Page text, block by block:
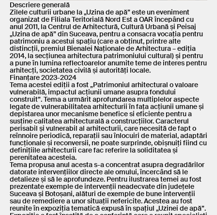
Descriere generală
Zilele culturii urbane la „Uzina de apă” este un eveniment
organizat de Filiala Teritorială Nord Est a OAR începând cu
anul 2011, la Centrul de Arhitectură, Cultură Urbană și Peisaj
„Uzina de apă” din Suceava, pentru a consacra vocația pentru
patrimoniu a acestui spațiu (care a obținut, printre alte
distincții, premiul Bienalei Naționale de Arhitectura – ediția
2014, la secțiunea arhitectura patrimoniului cultural) și pentru
a pune în lumina reflectoarelor anumite teme de interes pentru
arhitecți, societatea civilă și autorități locale.
Finanțare 2023-2024
Tema acestei ediții a fost „Patrimoniul arhitectural o valoare
vulnerabilă, impactul acțiunii umane asupra fondului
construit”. Tema a urmărit aprofundarea multiplelor aspecte
legate de vulnerabilitatea arhitecturii în fața acțiunii umane și
depistarea unor mecanisme benefice si eficiente pentru a
susține calitatea arhitecturală a construcțiilor. Caracterul
perisabil și vulnerabil al arhitecturii, care necesită de fapt o
reînnoire periodică, reparații sau înlocuiri de material, adaptări
funcționale și reconversii, ne poate surprinde, obișnuiți fiind cu
definițiile arhitecturii care fac referire la soliditatea și
perenitatea acesteia.
Tema propusa anul acesta s-a concentrat asupra degradărilor
datorate intervențiilor directe ale omului, încercând să le
detalieze și să le aprofundeze. Pentru ilustrarea temei au fost
prezentate exemple de intervenții neadecvate din județele
Suceava și Botoșani, alături de exemple de bune intervenții
sau de remediere a unor situații nefericite. Acestea au fost
reunite în expoziția tematică expusă în spațiul „Uzinei de apă”.